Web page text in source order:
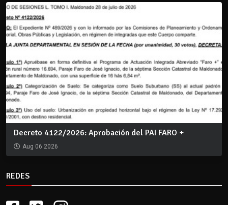
Decreto 4122/2026: Aprobación del PAI FARO +
Aug 06 2026
REDES